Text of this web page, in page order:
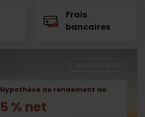
Frais
bancaires
Hypothèse de rendement de
5 % net